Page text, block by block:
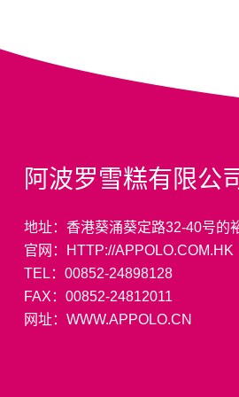
阿波罗雪糕有限公
地址：香港葵涌葵定路32-40号的
官网：HTTP://APPOLO.COM.HK
TEL：00852-24898128
FAX：00852-24812011
网址：WWW.APPOLO.CN